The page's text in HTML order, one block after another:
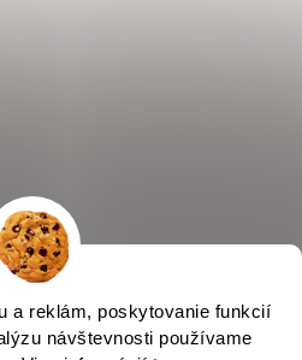
a reklám, poskytovanie funkcií
návštevnosti používame